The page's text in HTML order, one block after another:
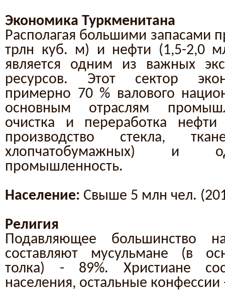
Экономика Туркменитана
Располагая большими запасами
трлн куб. м) и нефти (1,5-2,0
является одним из важных
ресурсов. Этот сектор
примерно 70 % валового
основным отраслям
очистка и переработка
производство стекла,
хлопчатобумажных) и
промышленность.
Население: Свыше 5 млн чел.
Религия
Подавляющее большинство
составляют мусульмане (в
толка) - 89%. Христиане
населения, остальные конфессии